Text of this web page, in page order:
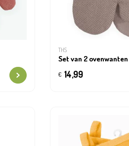
THS
Set van 2 ovenwanten
€ 14,99